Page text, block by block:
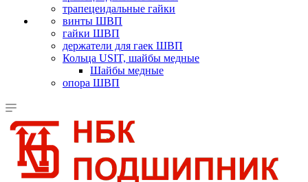
трапецеидальные гайки
винты ШВП
гайки ШВП
держатели для гаек ШВП
Кольца USIT, шайбы медные
Шайбы медные
опора ШВП